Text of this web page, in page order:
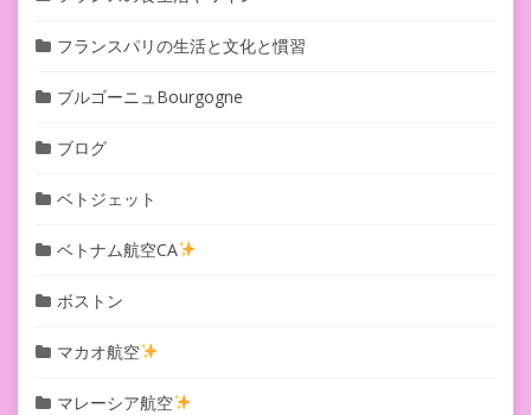
フランスパリの生活と文化と慣習
ブルゴーニュBourgogne
ブログ
ベトジェット
ベトナム航空CA
ボストン
マカオ航空
マレーシア航空